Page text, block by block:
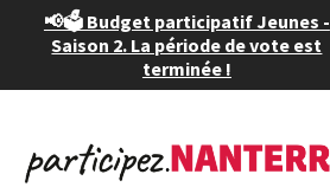
📢🗳️ Budget participatif Jeunes -
Saison 2. La période de vote est
terminée !